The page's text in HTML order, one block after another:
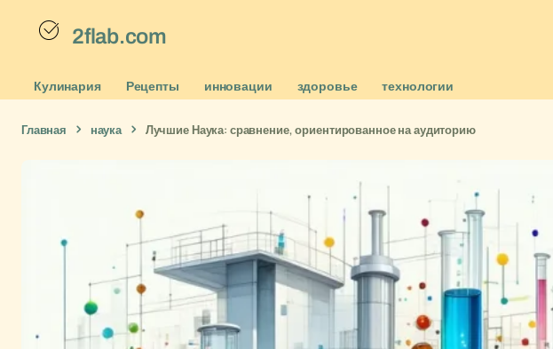
2flab.com
Кулинария Рецепты инновации здоровье технологии
Главная наука Лучшие Наука: сравнение, ориентированное на аудиторию